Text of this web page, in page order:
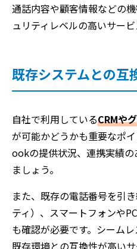
通話内容や顧客情報などの
ュリティレベルの高いサービ
既存システムとの互
自社で利用しているCRMや
が可能かどうかも重要なポ
ookの提供状況、連携実績
ましょう。
また、既存の電話番号を引
ティ）、スマートフォンや
も確認が必要です。シーム
既存環境との互換性が高い